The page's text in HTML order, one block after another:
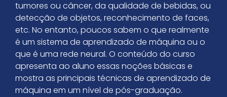
tumores ou câncer, da qualidade de bebidas, ou
detecção de objetos, reconhecimento de faces,
etc. No entanto, poucos sabem o que realmente
é um sistema de aprendizado de máquina ou o
que é uma rede neural. O conteúdo do curso
apresenta ao aluno essas noções básicas e
mostra as principais técnicas de aprendizado de
máquina em um nível de pós-graduação.